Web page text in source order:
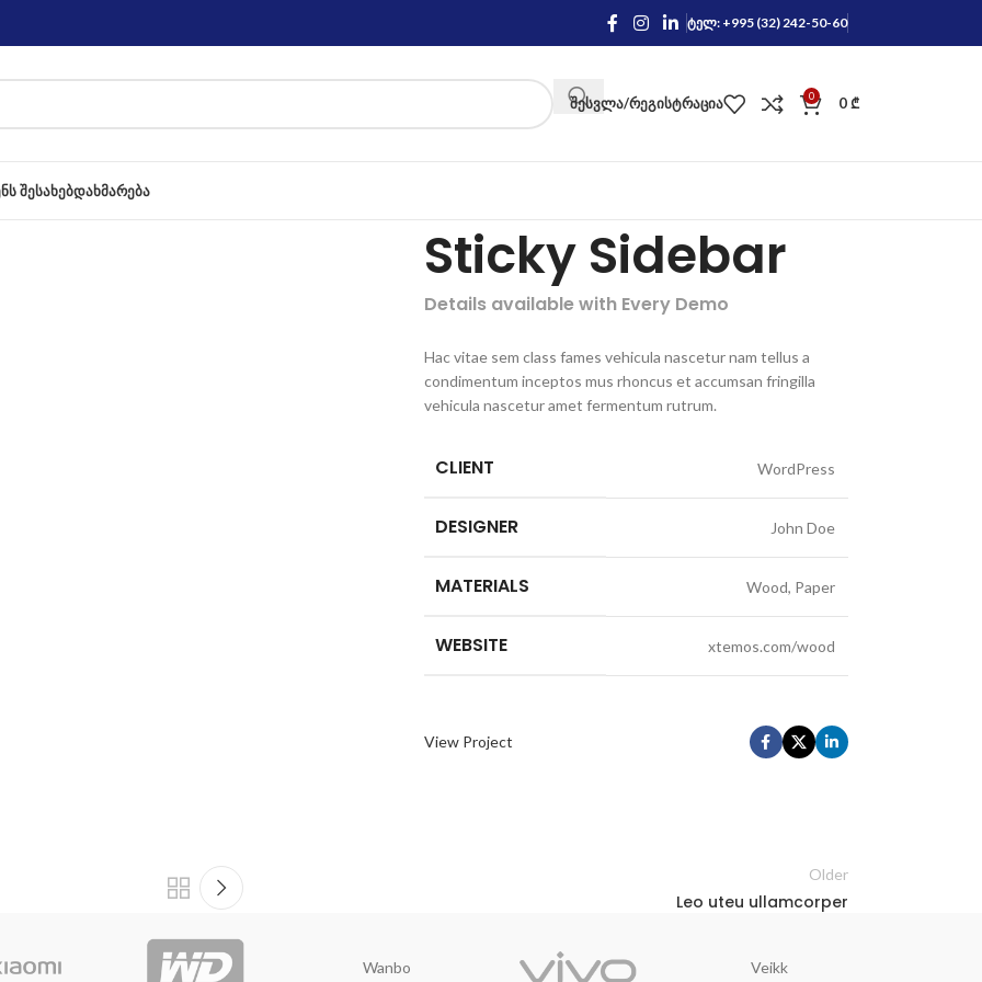
ტელ: +995 (32) 242-50-60
ᲨᲔᲡᲕᲚᲐ/ᲠᲔᲒᲘᲡᲢᲠᲐᲪᲘᲐ 0 0₾
ᲨᲔᲡᲐᲮᲔᲑᲓᲐᲮᲛᲐᲠᲔᲑᲐ
Sticky Sidebar
Details available with Every Demo
Hac vitae sem class fames vehicula nascetur nam tellus a
condimentum inceptos mus rhoncus et accumsan fringilla
vehicula nascetur amet fermentum rutrum.
CLIENT WordPress
DESIGNER John Doe
MATERIALS Wood, Paper
WEBSITE xtemos.com/wood
View Project
Older
Leo uteu ullamcorper
Wanbo Veikk